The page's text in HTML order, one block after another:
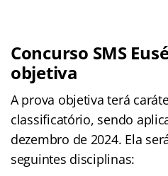
Concurso SMS
objetiva
A prova objetiva terá
classificatório, sendo
dezembro de 2024. Ela
seguintes disciplinas: